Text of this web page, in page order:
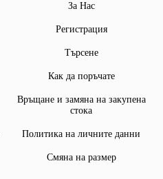
За Нас
Регистрация
Търсене
Как да поръчате
Връщане и замяна на закупена
стока
Политика на личните данни
Смяна на размер